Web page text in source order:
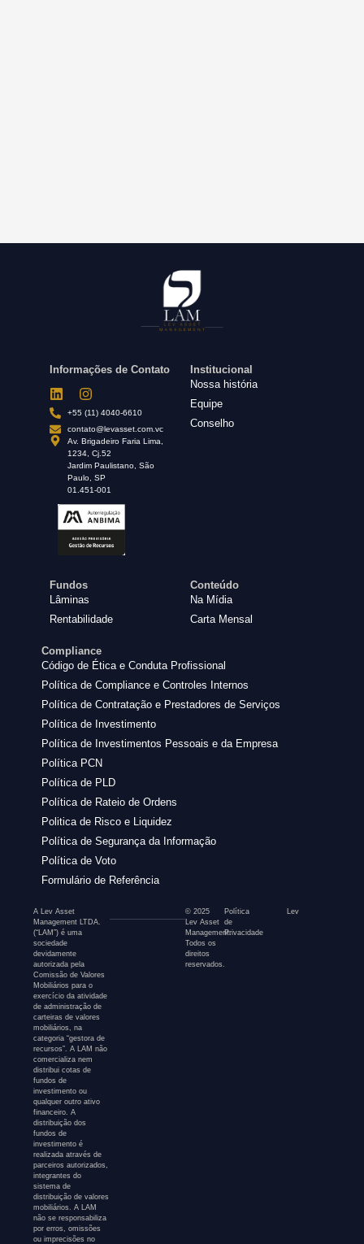
Informações de Contato
+55 (11) 4040-6610
contato@levasset.com.vc
Av. Brigadeiro Faria Lima,
1234, Cj.52
Jardim Paulistano, São
Paulo, SP
01.451-001
Institucional
Nossa história
Equipe
Conselho
Fundos
Lâminas
Rentabilidade
Conteúdo
Na Mídia
Carta Mensal
Compliance
Código de Ética e Conduta Profissional
Política de Compliance e Controles Internos
Política de Contratação e Prestadores de Serviços
Política de Investimento
Política de Investimentos Pessoais e da Empresa
Política PCN
Política de PLD
Política de Rateio de Ordens
Politica de Risco e Liquidez
Política de Segurança da Informação
Política de Voto
Formulário de Referência
A Lev Asset
Management LTDA.
(“LAM”) é uma
sociedade
devidamente
autorizada pela
Comissão de Valores
Mobiliários para o
exercício da atividade
de administração de
carteiras de valores
mobiliários, na
categoria “gestora de
recursos”. A LAM não
comercializa nem
distribui cotas de
fundos de
investimento ou
qualquer outro ativo
financeiro. A
distribuição dos
fundos de
investimento é
realizada através de
parceiros autorizados,
integrantes do
sistema de
distribuição de valores
mobiliários. A LAM
não se responsabiliza
por erros, omissões
ou imprecisões no
© 2025
Lev Asset
Management.
Todos os
direitos
reservados.
Política
de
Privacidade
Lev